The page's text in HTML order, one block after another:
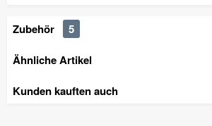
Zubehör
5
Ähnliche Artikel
Kunden kauften auch